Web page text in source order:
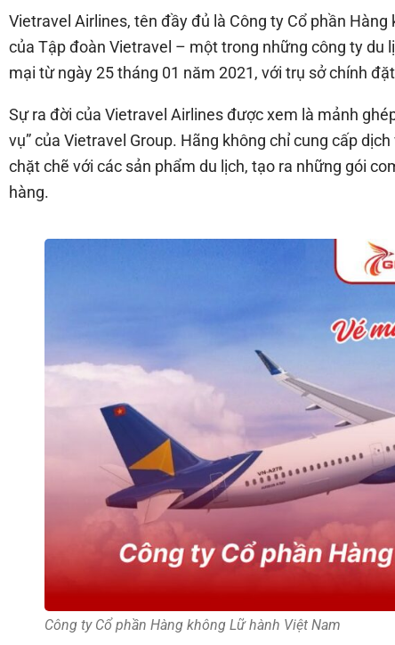
Vietravel Airlines, tên đầy đủ là Công ty Cổ phần
của Tập đoàn Vietravel – một trong những công ty
mại từ ngày 25 tháng 01 năm 2021, với trụ sở chính
Sự ra đời của Vietravel Airlines được xem là mảnh
vụ” của Vietravel Group. Hãng không chỉ cung cấp
chặt chẽ với các sản phẩm du lịch, tạo ra những gói
hàng.
Công ty Cổ phần Hàng không Lữ hành Việt Nam